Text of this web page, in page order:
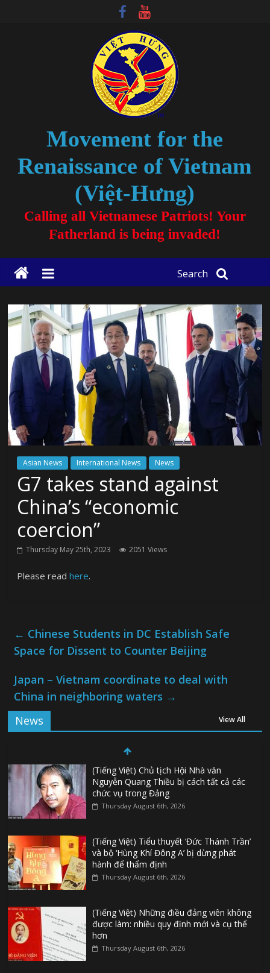
Movement for the
Renaissance of Vietnam
(Việt-Hưng)
Calling all Vietnamese Patriots! Your
Fatherland is being invaded!
Search
Asian News International News News
G7 takes stand against
China’s “economic
coercion”
Thursday May 25th, 2023 2051 Views
Please readhere.
← Chinese Students in DC Establish Safe
Space for Dissent to Counter Beijing
Japan – Vietnam coordinate to deal with
China in neighboring waters →
News
View All
(Tiếng Việt) Chủ tịch Hội Nhà văn
Nguyễn Quang Thiều bị cách tất cả các
chức vụ trong Đảng
Thursday August 6th, 2026
(Tiếng Việt) Tiểu thuyết ‘Đức Thánh Trần’
và bộ ‘Hùng Khí Đông A’ bị dừng phát
hành để thẩm định
Thursday August 6th, 2026
(Tiếng Việt) Những điều đảng viên không
được làm: nhiều quy định mới và cụ thể
hơn
Thursday August 6th, 2026